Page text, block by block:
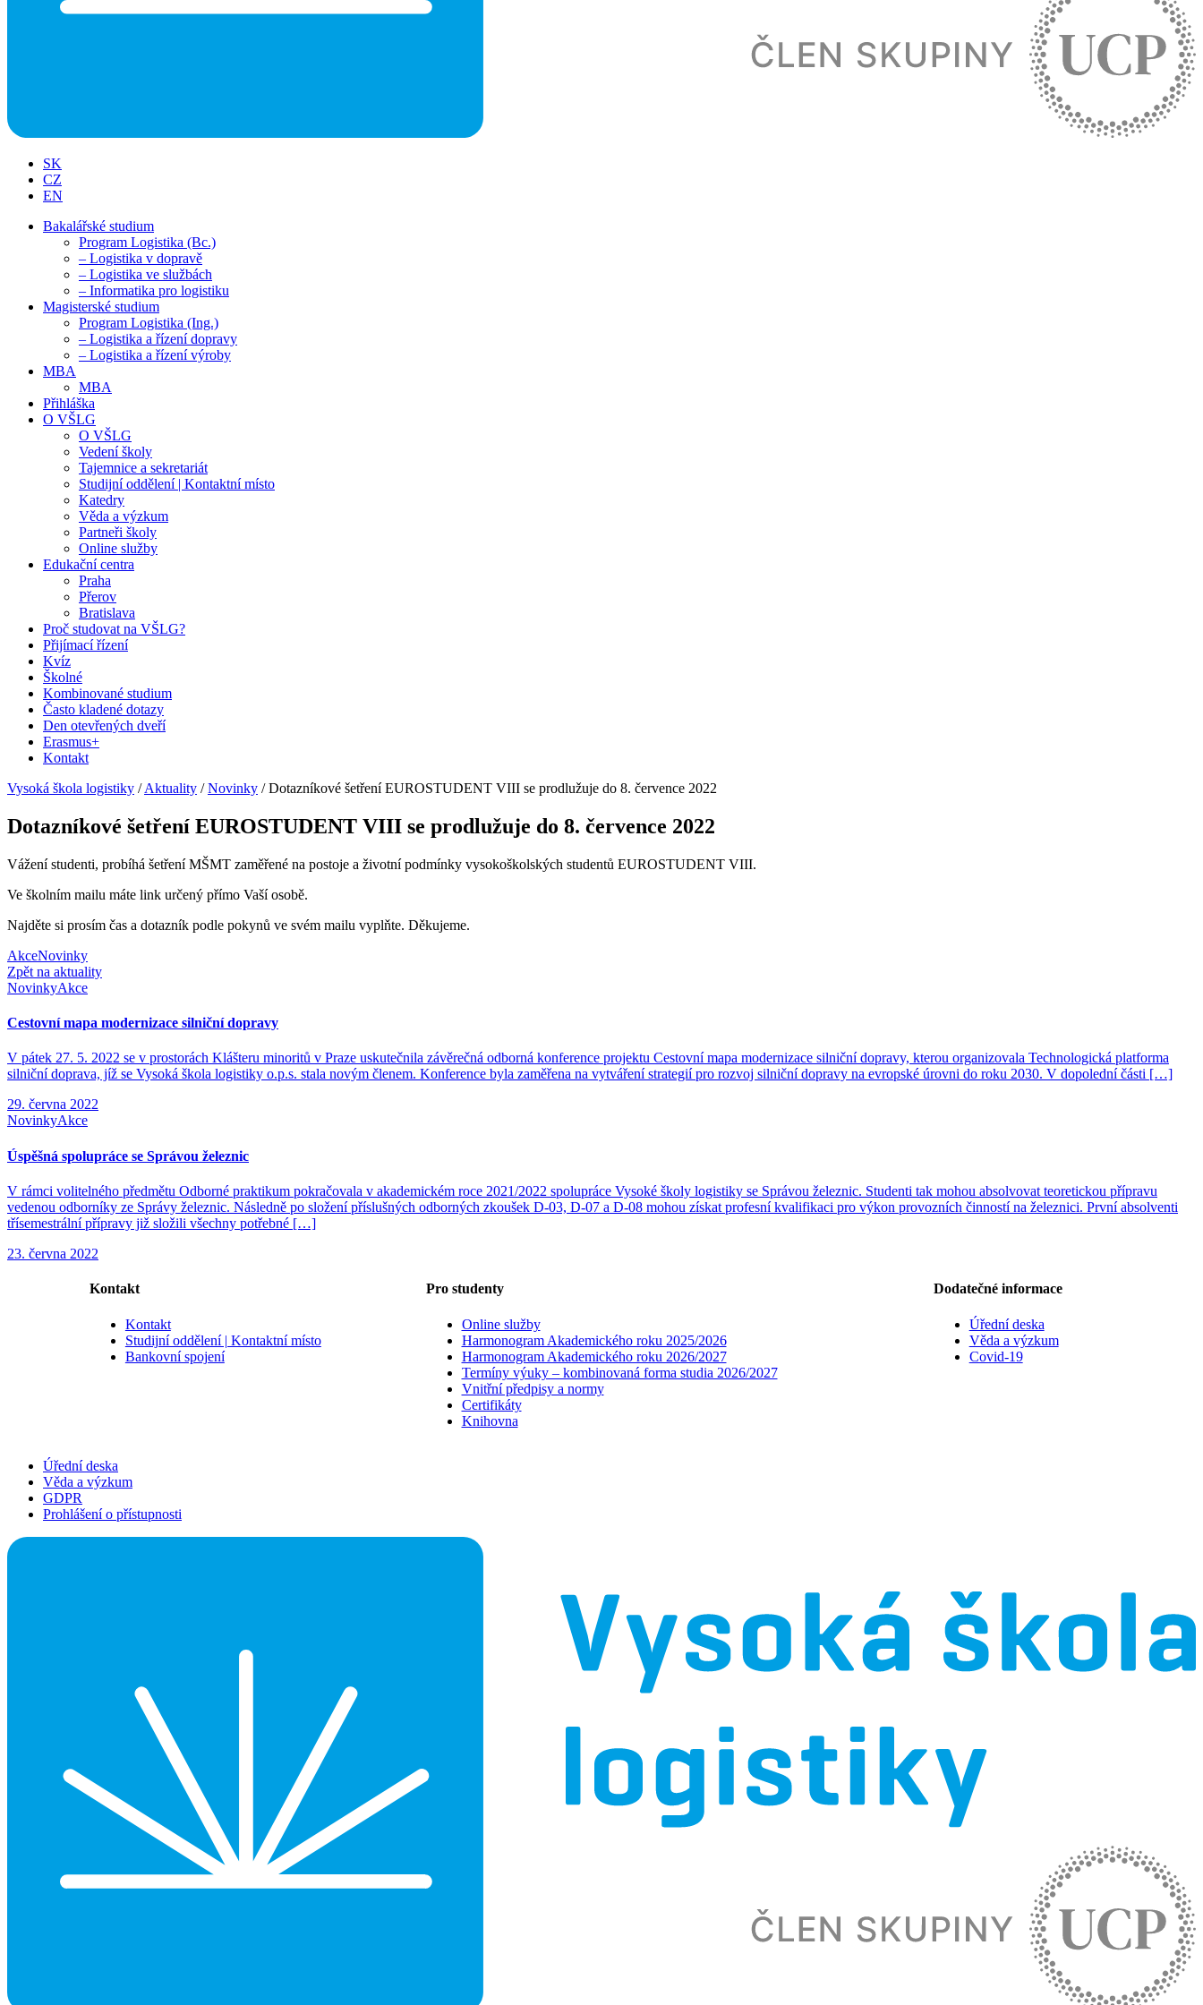
SK
CZ
EN
Bakalářské studium
Program Logistika (Bc.)
– Logistika v dopravě
– Logistika ve službách
– Informatika pro logistiku
Magisterské studium
Program Logistika (Ing.)
– Logistika a řízení dopravy
– Logistika a řízení výroby
MBA
MBA
Přihláška
O VŠLG
O VŠLG
Vedení školy
Tajemnice a sekretariát
Studijní oddělení | Kontaktní místo
Katedry
Věda a výzkum
Partneři školy
Online služby
Edukační centra
Praha
Přerov
Bratislava
Proč studovat na VŠLG?
Přijímací řízení
Kvíz
Školné
Kombinované studium
Často kladené dotazy
Den otevřených dveří
Erasmus+
Kontakt
Vysoká škola logistiky /Aktuality /Novinky /Dotazníkové šetření EUROSTUDENT VIII se prodlužuje do 8. července 2022
Dotazníkové šetření EUROSTUDENT VIII se prodlužuje do 8. července 2022
Vážení studenti, probíhá šetření MŠMT zaměřené na postoje a životní podmínky vysokoškolských studentů EUROSTUDENT VIII.
Ve školním mailu máte link určený přímo Vaší osobě.
Najděte si prosím čas a dotazník podle pokynů ve svém mailu vyplňte. Děkujeme.
AkceNovinky
Zpět na aktuality
NovinkyAkce
Cestovní mapa modernizace silniční dopravy
V pátek 27. 5. 2022 se v prostorách Klášteru minoritů v Praze uskutečnila závěrečná odborná konference projektu Cestovní mapa modernizace silniční dopravy, kterou organizovala Technologická platforma
silniční doprava, jíž se Vysoká škola logistiky o.p.s. stala novým členem. Konference byla zaměřena na vytváření strategií pro rozvoj silniční dopravy na evropské úrovni do roku 2030. V dopolední části […]
29. června 2022
NovinkyAkce
Úspěšná spolupráce se Správou železnic
V rámci volitelného předmětu Odborné praktikum pokračovala v akademickém roce 2021/2022 spolupráce Vysoké školy logistiky se Správou železnic. Studenti tak mohou absolvovat teoretickou přípravu
vedenou odborníky ze Správy železnic. Následně po složení příslušných odborných zkoušek D-03, D-07 a D-08 mohou získat profesní kvalifikaci pro výkon provozních činností na železnici. První absolventi
třísemestrální přípravy již složili všechny potřebné […]
23. června 2022
Kontakt
Kontakt
Studijní oddělení | Kontaktní místo
Bankovní spojení
Pro studenty
Online služby
Harmonogram Akademického roku 2025/2026
Harmonogram Akademického roku 2026/2027
Termíny výuky – kombinovaná forma studia 2026/2027
Vnitřní předpisy a normy
Certifikáty
Knihovna
Dodatečné informace
Úřední deska
Věda a výzkum
Covid-19
Úřední deska
Věda a výzkum
GDPR
Prohlášení o přístupnosti